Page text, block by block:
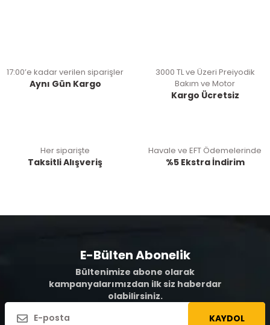
17:00’e kadar verilen siparişler
Aynı Gün Kargo
3000 TL ve Üzeri Preiyodik
Bakım ve Motor
Kargo Ücretsiz
Her siparişte
Taksitli Alışveriş
Havale ve EFT Ödemelerinde
%5 Ekstra İndirim
E-Bülten Abonelik
Bültenimize abone olarak
kampanyalarımızdan ilk siz haberdar
olabilirsiniz.
KAYDOL